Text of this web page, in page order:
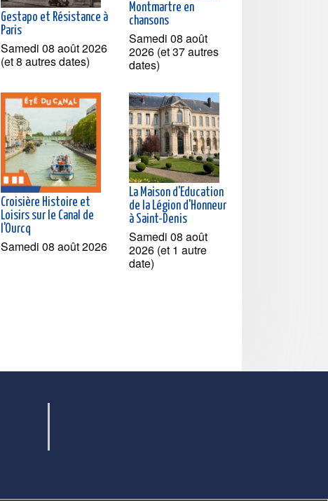
Gestapo et Résistance à
Paris
Samedi 08 août 2026
(et 8 autres dates)
Montmartre en
chansons
Samedi 08 août
2026 (et 37 autres
dates)
Croisière Histoire et
Loisirs sur le Canal de
l'Ourcq
Samedi 08 août 2026
La Maison d'Education
de la Légion d'Honneur
à Saint-Denis
Samedi 08 août
2026 (et 1 autre
date)